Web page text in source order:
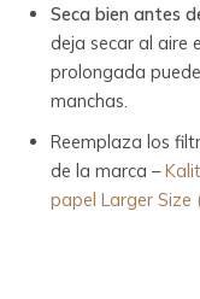
Seca bien antes
deja secar al aire
prolongada
manchas.
Reemplaza los
de la marca –
papel Larger Size